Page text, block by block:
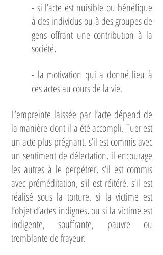
- si l’acte est nuisible ou bénéfique
à des individus ou à des groupes de
gens offrant une contribution à la
société,
- la motivation qui a donné lieu à
ces actes au cours de la vie.
L’empreinte laissée par l’acte dépend de
la manière dont il a été accompli. Tuer est
un acte plus prégnant, s’il est commis avec
un sentiment de délectation, il encourage
les autres à le perpétrer, s’il est commis
avec préméditation, s’il est réitéré, s’il est
réalisé sous la torture, si la victime est
l’objet d’actes indignes, ou si la victime est
indigente, souffrante, pauvre ou
tremblante de frayeur.